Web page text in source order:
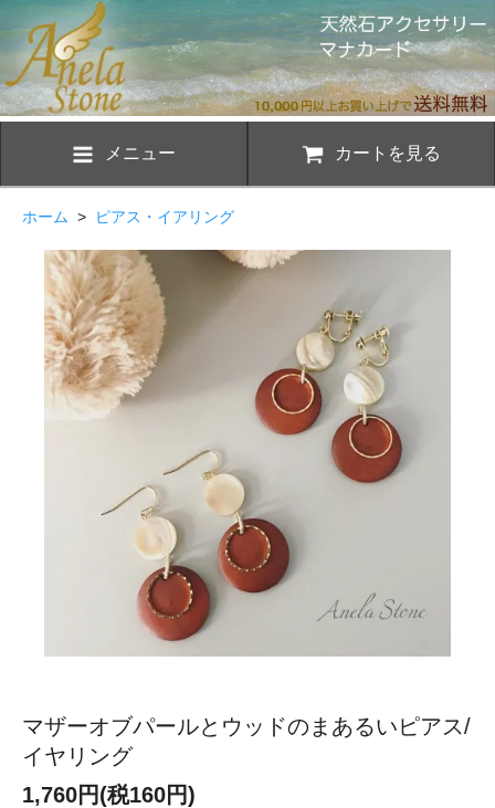
メニュー カートを見る
ホーム > ピアス・イアリング
マザーオブパールとウッドのまあるいピアス/
イヤリング
1,760円(税160円)